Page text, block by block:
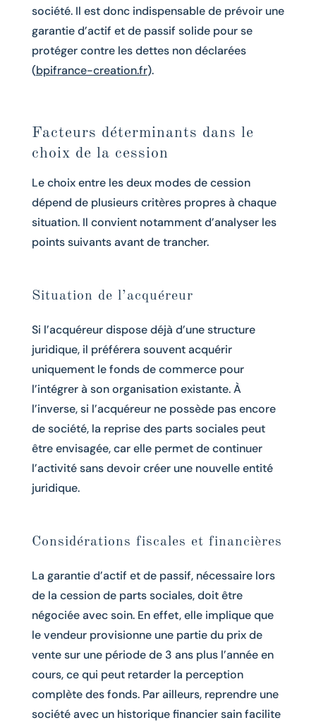
société. Il est donc indispensable de prévoir une
garantie d’actif et de passif solide pour se
protéger contre les dettes non déclarées
(bpifrance-creation.fr).
Facteurs déterminants dans le
choix de la cession
Le choix entre les deux modes de cession
dépend de plusieurs critères propres à chaque
situation. Il convient notamment d’analyser les
points suivants avant de trancher.
Situation de l’acquéreur
Si l’acquéreur dispose déjà d’une structure
juridique, il préférera souvent acquérir
uniquement le fonds de commerce pour
l’intégrer à son organisation existante. À
l’inverse, si l’acquéreur ne possède pas encore
de société, la reprise des parts sociales peut
être envisagée, car elle permet de continuer
l’activité sans devoir créer une nouvelle entité
juridique.
Considérations fiscales et financières
La garantie d’actif et de passif, nécessaire lors
de la cession de parts sociales, doit être
négociée avec soin. En effet, elle implique que
le vendeur provisionne une partie du prix de
vente sur une période de 3 ans plus l’année en
cours, ce qui peut retarder la perception
complète des fonds. Par ailleurs, reprendre une
société avec un historique financier sain facilite